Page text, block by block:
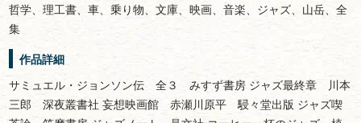
哲学、理工書、車、乗り物、文庫、映画、音楽、ジャズ、山岳、全
集
作品詳細
サミュエル・ジョンソン伝 全３ みすず書房 ジャズ最終章 川本
三郎 深夜叢書社 妄想映画館 赤瀬川原平 駸々堂出版 ジャズ喫